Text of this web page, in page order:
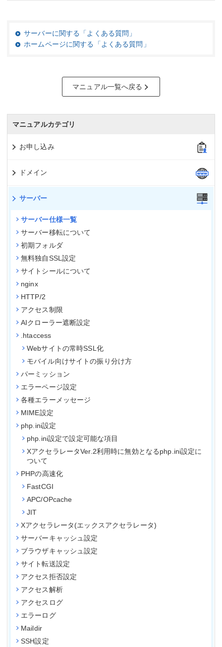
サーバーに関する「よくある質問」
ホームページに関する「よくある質問」
マニュアル一覧へ戻る
マニュアルカテゴリ
お申し込み
ドメイン
サーバー
サーバー仕様一覧
サーバー移転について
初期フォルダ
無料独自SSL設定
サイトシールについて
nginx
HTTP/2
アクセス制限
AIクローラー遮断設定
.htaccess
Webサイトの常時SSL化
モバイル向けサイトの振り分け方
パーミッション
エラーページ設定
各種エラーメッセージ
MIME設定
php.ini設定
php.ini設定で設定可能な項目
XアクセラレータVer.2利用時に無効となるphp.ini設定に
ついて
PHPの高速化
FastCGI
APC/OPcache
JIT
Xアクセラレータ(エックスアクセラレータ)
サーバーキャッシュ設定
ブラウザキャッシュ設定
サイト転送設定
アクセス拒否設定
アクセス解析
アクセスログ
エラーログ
Maildir
SSH設定